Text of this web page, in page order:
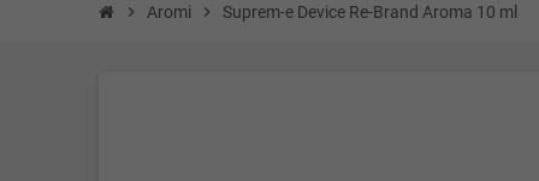
chevron_right Aromi chevron_right Suprem-e Device Re-Brand Aroma 10 ml